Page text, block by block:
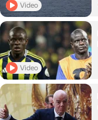
Video
Video